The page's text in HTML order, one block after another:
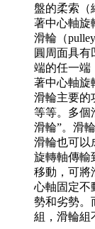
盤的柔索（
著中心軸旋
滑輪（
圓周面具有
端的任一端
著中心軸旋
滑輪主要的
等等。多個
滑輪”。滑
滑輪也可以
旋轉軸傳輸
移動，可將
心軸固定不
勢和劣勢。
組，滑輪組